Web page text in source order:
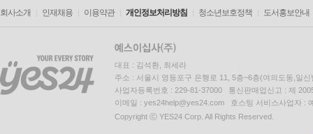
회사소개 인재채용 이용약관 개인정보처리방침 청소년보호정책 도서홍보안내
대표 : 김석환, 최세라
주소 : 서울시 영등포구 은행로 11, 5층~6층(여의도동,일신
사업자등록번호 : 229-81-37000 통신판매업신고 : 제
이메일 : yes24help@yes24.com 호스팅 서비스사업자 :
Copyright ⓒ YES24 Corp. All Rights Reserved.